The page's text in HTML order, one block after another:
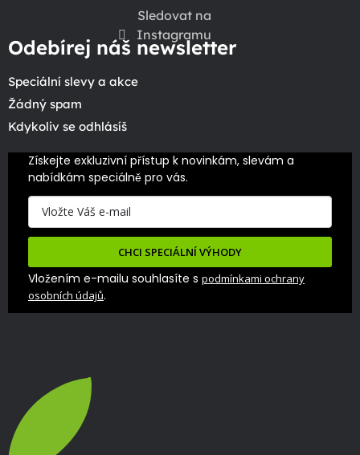
Sledovat na
Instagramu
Odebírej náš newsletter
Speciální slevy a akce
Žádný spam
Kdykoliv se odhlásíš
Získejte exkluzivní přístup k novinkám, slevám a
nabídkám speciálně pro vás.
CHCI SPECIÁLNÍ VÝHODY
Vložením e-mailu souhlasíte s podmínkami ochrany
osobních údajů.